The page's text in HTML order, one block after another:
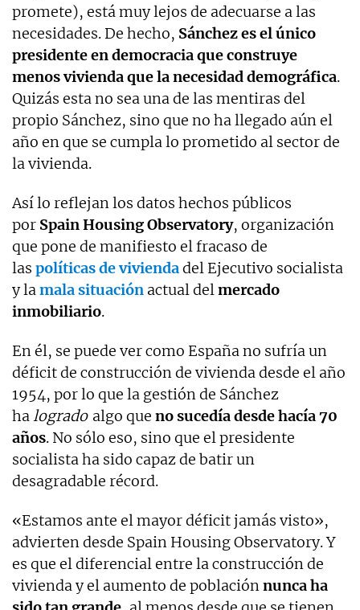
promete), está muy lejos de adecuarse a las
necesidades. De hecho, Sánchez es el único
presidente en democracia que construye
menos vivienda que la necesidad demográfica.
Quizás esta no sea una de las mentiras del
propio Sánchez, sino que no ha llegado aún el
año en que se cumpla lo prometido al sector de
la vivienda.
Así lo reflejan los datos hechos públicos
por Spain Housing Observatory, organización
que pone de manifiesto el fracaso de
las políticas de viviendadel Ejecutivo socialista
y lamala situación actual delmercado
inmobiliario.
En él, se puede ver como España no sufría un
déficit de construcción de vivienda desde el año
1954, por lo que la gestión de Sánchez
halogrado algo que no sucedía desde hacía 70
años. No sólo eso, sino que el presidente
socialista ha sido capaz de batir un
desagradable récord.
«Estamos ante el mayor déficit jamás visto»,
advierten desde Spain Housing Observatory. Y
es que el diferencial entre la construcción de
vivienda y el aumento de poblaciónnunca ha